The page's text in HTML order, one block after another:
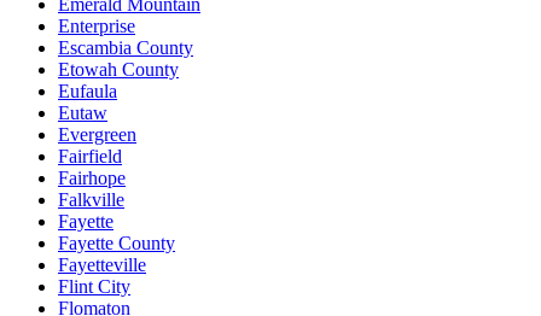
Enterprise
Escambia County
Etowah County
Eufaula
Eutaw
Evergreen
Fairfield
Fairhope
Falkville
Fayette
Fayette County
Fayetteville
Flint City
Flomaton